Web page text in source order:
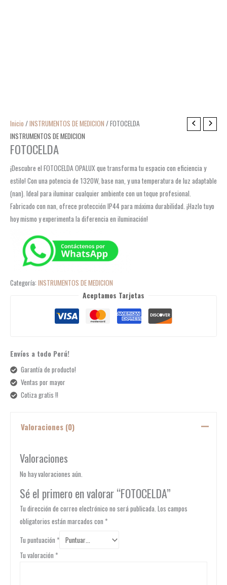
Inicio /INSTRUMENTOS DE MEDICION / FOTOCELDA
INSTRUMENTOS DE MEDICION
FOTOCELDA
¡Descubre el FOTOCELDA OPALUX que transforma tu espacio con eficiencia y
estilo! Con una potencia de 1320W, base nan, y una temperatura de luz adaptable
(nan). Ideal para iluminar cualquier ambiente con un toque profesional.
Fabricado con nan, ofrece protección IP44 para máxima durabilidad. ¡Hazlo tuyo
hoy mismo y experimenta la diferencia en iluminación!
Categoría: INSTRUMENTOS DE MEDICION
Aceptamos Tarjetas
Envíos a todo Perú!
Garantía de producto!
Ventas por mayor
Cotiza gratis !!
Valoraciones (0)
Valoraciones
No hay valoraciones aún.
Sé el primero en valorar “FOTOCELDA”
Tu dirección de correo electrónico no será publicada. Los campos
obligatorios están marcados con *
Tu puntuación *
Tu valoración *